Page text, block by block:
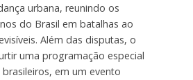
urbana, reunindo os
do Brasil em batalhas ao
Além das disputas, o
uma programação especial
em um evento